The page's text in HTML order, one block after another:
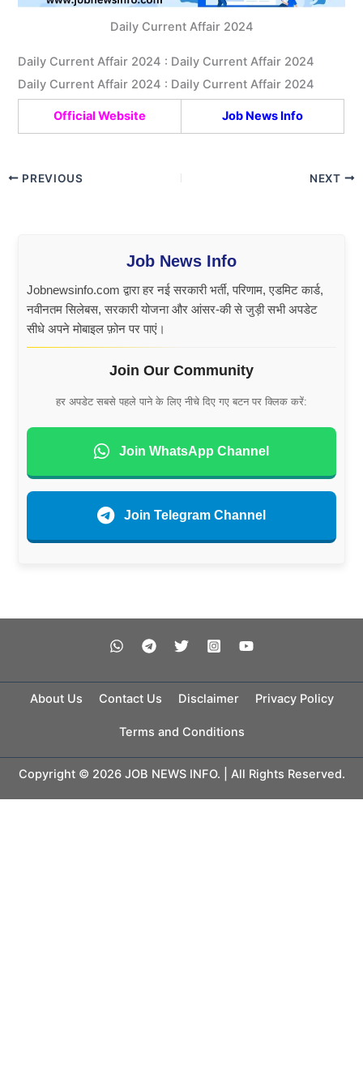
Daily Current Affair 2024
Daily Current Affair 2024 : Daily Current Affair 2024
Daily Current Affair 2024 : Daily Current Affair 2024
Official Website Job News Info
PREVIOUS NEXT
Job News Info
Jobnewsinfo.com द्वारा हर नई सरकारी भर्ती, परिणाम, एडमिट कार्ड,
नवीनतम सिलेबस, सरकारी योजना और आंसर-की से जुड़ी सभी अपडेट
सीधे अपने मोबाइल फ़ोन पर पाएं।
Join Our Community
हर अपडेट सबसे पहले पाने के लिए नीचे दिए गए बटन पर क्लिक करें:
Join WhatsApp Channel
Join Telegram Channel
About Us Contact Us Disclaimer Privacy Policy
Terms and Conditions
Copyright © 2026 JOB NEWS INFO. | All Rights Reserved.